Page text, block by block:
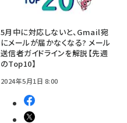
5月中に対応しないと、Gmail宛
にメールが届かなくなる? メール
送信者ガイドラインを解説【先週
のTop10】
2024年5月1日 8:00